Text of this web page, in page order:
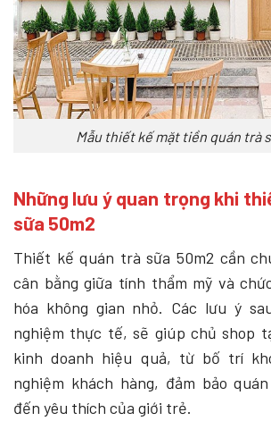
Mẫu thiết kế mặt tiền quán trà
Những lưu ý quan trọng khi
sữa 50m2
Thiết kế quán trà sữa 50m2 cần
cân bằng giữa tính thẩm mỹ và
hóa không gian nhỏ. Các lưu ý
nghiệm thực tế, sẽ giúp chủ shop
kinh doanh hiệu quả, từ bố trí
nghiệm khách hàng, đảm bảo
đến yêu thích của giới trẻ.